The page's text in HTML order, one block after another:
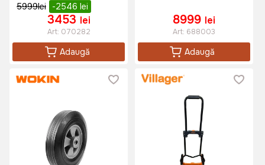
5999lei -2546 lei
3453 lei
Art: 070282
Adaugă
8999 lei
Art: 688003
Adaugă